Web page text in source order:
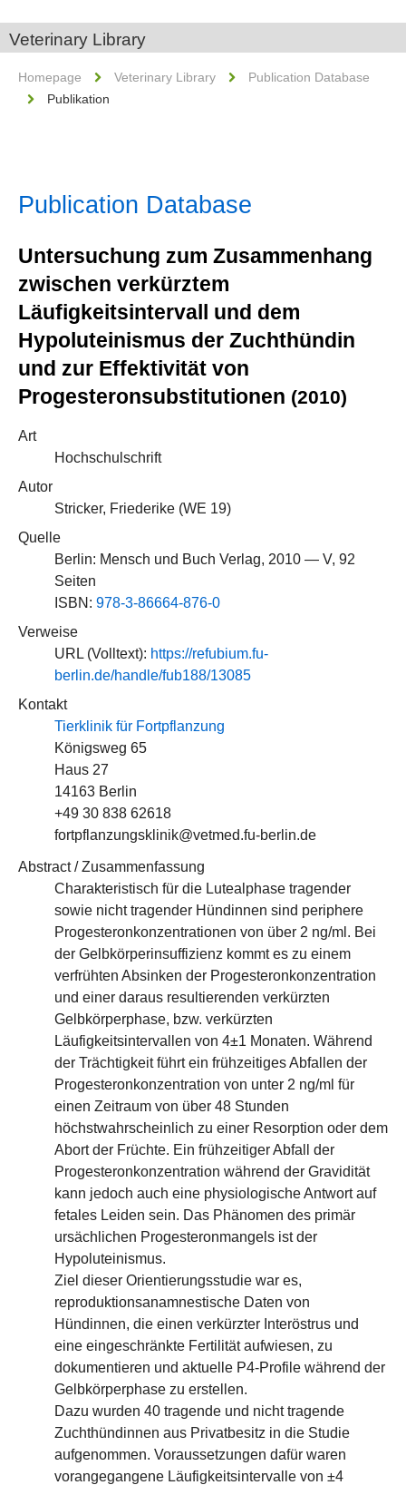
Veterinary Library
Homepage Veterinary Library
Publication Database
Publikation
Publication Database
Untersuchung zum Zusammenhang
zwischen verkürztem
Läufigkeitsintervall und dem
Hypoluteinismus der Zuchthündin
und zur Effektivität von
Progesteronsubstitutionen (2010)
Art
Hochschulschrift
Autor
Stricker, Friederike (WE 19)
Quelle
Berlin: Mensch und Buch Verlag, 2010 — V, 92
Seiten
ISBN: 978-3-86664-876-0
Verweise
URL (Volltext): https://refubium.fu-
berlin.de/handle/fub188/13085
Kontakt
Tierklinik für Fortpflanzung
Königsweg 65
Haus 27
14163 Berlin
+49 30 838 62618
fortpflanzungsklinik@vetmed.fu-berlin.de
Abstract / Zusammenfassung
Charakteristisch für die Lutealphase tragender
sowie nicht tragender Hündinnen sind periphere
Progesteronkonzentrationen von über 2 ng/ml. Bei
der Gelbkörperinsuffizienz kommt es zu einem
verfrühten Absinken der Progesteronkonzentration
und einer daraus resultierenden verkürzten
Gelbkörperphase, bzw. verkürzten
Läufigkeitsintervallen von 4±1 Monaten. Während
der Trächtigkeit führt ein frühzeitiges Abfallen der
Progesteronkonzentration von unter 2 ng/ml für
einen Zeitraum von über 48 Stunden
höchstwahrscheinlich zu einer Resorption oder dem
Abort der Früchte. Ein frühzeitiger Abfall der
Progesteronkonzentration während der Gravidität
kann jedoch auch eine physiologische Antwort auf
fetales Leiden sein. Das Phänomen des primär
ursächlichen Progesteronmangels ist der
Hypoluteinismus.
Ziel dieser Orientierungsstudie war es,
reproduktionsanamnestische Daten von
Hündinnen, die einen verkürzter Interöstrus und
eine eingeschränkte Fertilität aufwiesen, zu
dokumentieren und aktuelle P4-Profile während der
Gelbkörperphase zu erstellen.
Dazu wurden 40 tragende und nicht tragende
Zuchthündinnen aus Privatbesitz in die Studie
aufgenommen. Voraussetzungen dafür waren
vorangegangene Läufigkeitsintervalle von ±4